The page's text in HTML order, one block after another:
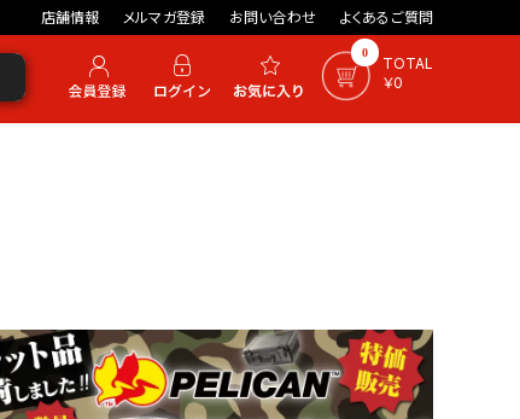
店舗情報 メルマガ登録 お問い合わせ よくあるご質問
0
TOTAL
￥0